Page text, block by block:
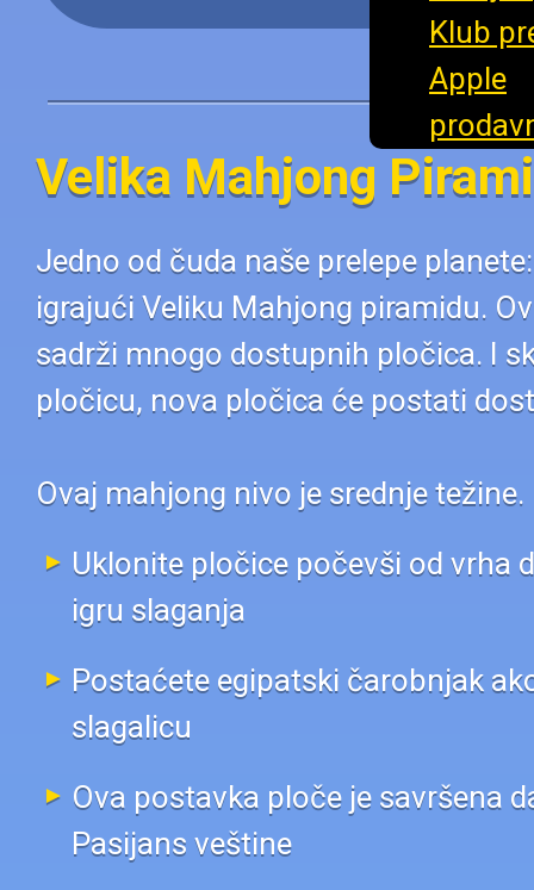
Velika Mahjong
Jedno od čuda naše prelepe
igrajući Veliku Mahjong piramidu.
sadrži mnogo dostupnih pločica. I
pločicu, nova pločica će postati
Ovaj mahjong nivo je srednje težine.
Uklonite pločice počevši od vrha
igru slaganja
Postaćete egipatski čarobnjak
slagalicu
Ova postavka ploče je savršena
Pasijans veštine